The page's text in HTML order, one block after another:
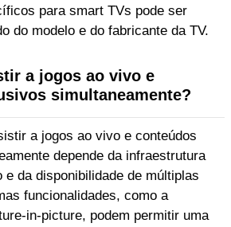
para smart TVs pode ser
do modelo e do fabricante da TV.
a jogos ao vivo e
simultaneamente?
a jogos ao vivo e conteúdos
depende da infraestrutura
da disponibilidade de múltiplas
funcionalidades, como a
in-picture, podem permitir uma